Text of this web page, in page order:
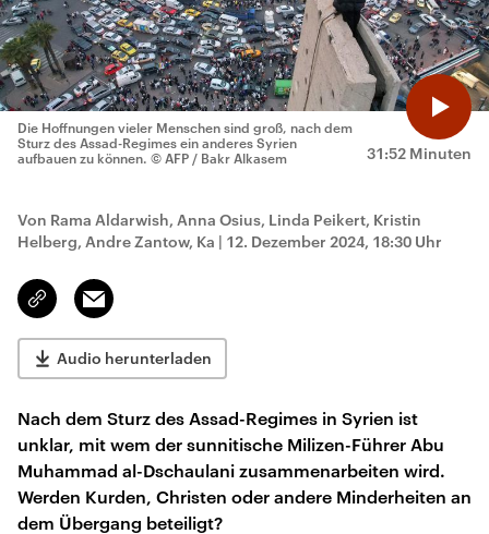
31:52 Minuten
Die Hoffnungen vieler Menschen sind groß, nach dem
Sturz des Assad-Regimes ein anderes Syrien
aufbauen zu können. © AFP / Bakr Alkasem
Von Rama Aldarwish, Anna Osius, Linda Peikert, Kristin
Helberg, Andre Zantow, Ka | 12. Dezember 2024, 18:30 Uhr
Link
kopieren/teilen
Email
Audio herunterladen
Nach dem Sturz des Assad-Regimes in Syrien ist
unklar, mit wem der sunnitische Milizen-Führer Abu
Muhammad al-Dschaulani zusammenarbeiten wird.
Werden Kurden, Christen oder andere Minderheiten an
dem Übergang beteiligt?